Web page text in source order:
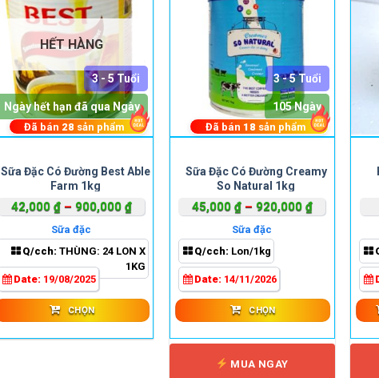
HẾT HÀNG
Sữa Đặc Có Đường Best Able
Farm 1kg
42,000 ₫ – 900,000 ₫Khoảng
từ
42,000 ₫
đến
900,000 ₫
Sữa đặc
Q/cch:THÙNG: 24 LON X
1KG
Date: 19/08/2025
3 - 5 Tuổi
Ngày hết hạn đã qua Ngày
Đã bán 28 sản phẩm
CHỌN
phẩm
này
có
nhiều
biến
thể.
Các
tùy
chọn
có
Sữa Đặc Có Đường Creamy
So Natural 1kg
45,000 ₫ – 920,000 ₫Khoảng
45,000 ₫
920,000 ₫
Sữa đặc
Q/cch: Lon/1kg
Date: 14/11/2026
3 - 5 Tuổi
105 Ngày
Đã bán 18sản phẩm
CHỌN
phẩm
này
có
nhiều
biến
thể.
Các
tùy
chọn
có
MUA NGAY